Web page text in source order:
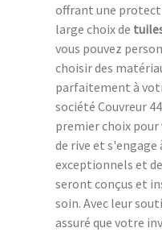
offrant une
large choix de
vous pouvez
choisir des
parfaitement à
société Couvreur
premier choix
de rive et s'engage
exceptionnels et
seront conçus et
soin. Avec leur
assuré que votre